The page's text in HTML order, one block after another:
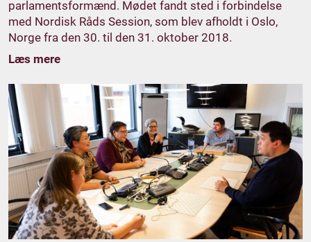
parlamentsformænd. Mødet fandt sted i forbindelse
med Nordisk Råds Session, som blev afholdt i Oslo,
Norge fra den 30. til den 31. oktober 2018.
Læs mere